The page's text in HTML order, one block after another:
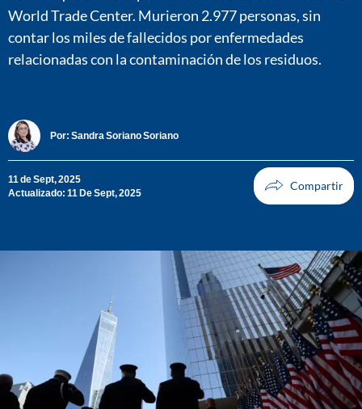
World Trade Center. Murieron 2.977 personas, sin
contar los miles de fallecidos por enfermedades
relacionadas con la contaminación de los residuos.
Por: Sandra Soriano Soriano
11 de Sept, 2025
Actualizado: 11 De Sept, 2025